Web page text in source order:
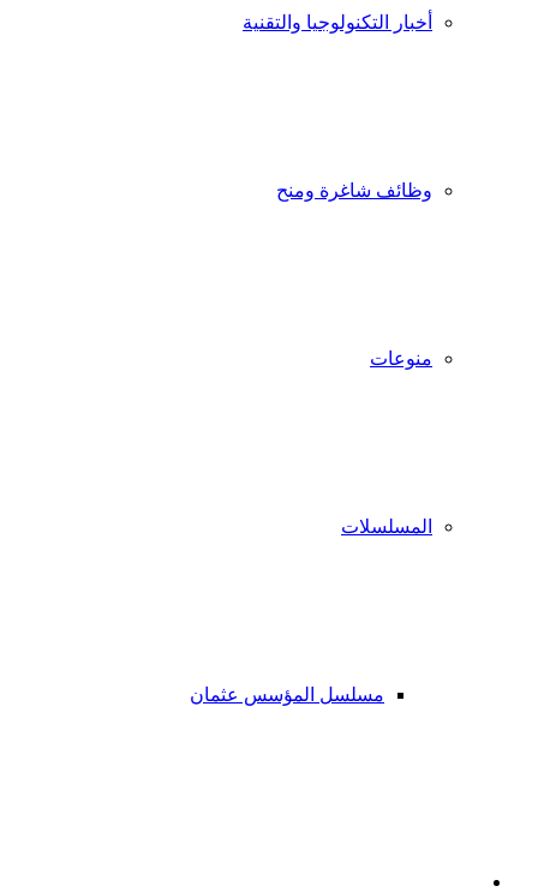
أخبار التكنولوجيا والتقنية
وظائف شاغرة ومنح
منوعات
المسلسلات
مسلسل المؤسس عثمان